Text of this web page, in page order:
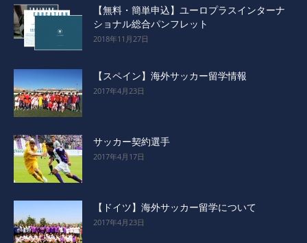
【無料・簡単申込】ユーロプラスインターナ
ショナル総合パンフレット
2018年11月27日
【スペイン】海外サッカー留学情報
2017年4月23日
サッカー契約選手
2017年4月17日
【ドイツ】海外サッカー留学について
2017年4月23日